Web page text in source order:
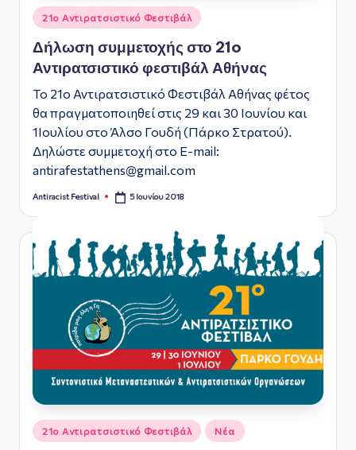
Αναρτήθηκε
σε
21ο Αντιρατσιστικό Φεστιβάλ
Δήλωση συμμετοχής στο 21o
Αντιρατσιστικό φεστιβάλ Αθήνας
Το 21o Αντιρατσιστικό Φεστιβάλ Αθήνας φέτος
θα πραγματοποιηθεί στις 29 και 30 Ιουνίου και
1Ιουλίου στο Άλσο Γουδή (Πάρκο Στρατού).
Δηλώστε συμμετοχή στο E-mail:
antirafestathens@gmail.com
Συγγραφέας:
Antiracist Festival 5 Ιουνίου 2018
Αναρτήθηκε
σε
21ο Αντιρατσιστικό Φεστιβάλ Νέα